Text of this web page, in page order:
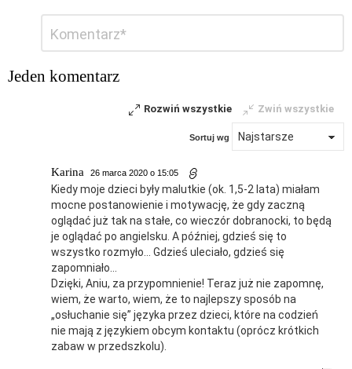
komentarz
Jeden komentarz
Rozwiń wszystkie Zwiń wszystkie
Sortuj wg
Karina 26 marca 2020 o 15:05
Kiedy moje dzieci były malutkie (ok. 1,5-2 lata) miałam
mocne postanowienie i motywację, że gdy zaczną
oglądać już tak na stałe, co wieczór dobranocki, to będą
je oglądać po angielsku. A później, gdzieś się to
wszystko rozmyło… Gdzieś uleciało, gdzieś się
zapomniało…
Dzięki, Aniu, za przypomnienie! Teraz już nie zapomnę,
wiem, że warto, wiem, że to najlepszy sposób na
„osłuchanie się” języka przez dzieci, które na codzień
nie mają z językiem obcym kontaktu (oprócz krótkich
zabaw w przedszkolu).